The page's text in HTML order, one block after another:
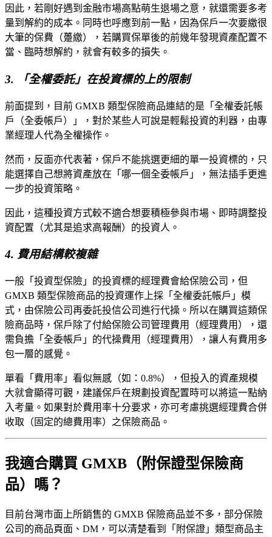
因此，若剛好遇到金融市場高點萌生退場之意，就還需要多考
量到解約的成本。同時也呼應到前一點，因為保戶一次要繳很
大筆的保費（躉繳），若購買保單後的前幾年發現資產配置不
當、臨時想解約，就會有較多的損失。
3. 「全權委託」在投資標的上的限制
前面提到，目前 GMXB 類型保險商品連結的是「全權委託帳
戶（全委帳戶）」，對於某些人可說是輕鬆投資的利器，由專
業經理人代為全權操作。
然而，反面亦代表著，保戶不能挑選更細的單一投資標的，只
能選擇自己想將資產放在「哪一個全委帳戶」，無法插手更進
一步的投資策略。
因此，這種投資方式較不適合想要積極參與市場、即時調整投
資配置（尤其是追求高報酬）的投資人。
4. 費用結構較複雜
一般「投資型保險」的投資標的經理費會給保險公司，但
GMXB 類型保險商品的投資運作上採「全權委託帳戶」模
式，由保險公司再委託投信公司進行代操。所以在購買這類保
險商品時，保戶除了付給保險公司管理費用（經理費用），還
需負擔「全委帳戶」的代操費用（經理費用），讓人有費用多
包一層的感覺。
單看「費用率」看似無感（如：0.8%），但投入的資產規模
大就會顯得可觀，建議保戶在規劃投資配置時可以將這一點納
入考量。如果對於費用率十分要求，亦可考慮挑選經理費合併
收取（固定的總費用率）之保險商品。
我適合購買 GMXB（附保證型保險商
品）嗎？
目前台灣市面上所銷售的 GMXB 保險商品並不多，部分保險
公司的商品頁面、DM，可以清楚看到「附保證」類型商品主